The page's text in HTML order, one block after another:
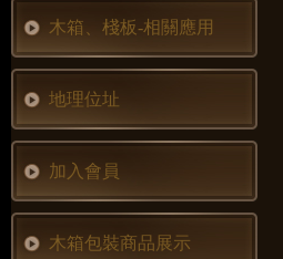
木箱、棧板-相關應用
地理位址
加入會員
木箱包裝商品展示